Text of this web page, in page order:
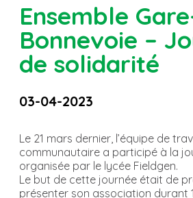
Ensemble
Bonnevoie –
de solidarité
03-04-2023
Le 21 mars dernier, l’équipe de
communautaire a participé à la
organisée par le lycée Fieldgen.
Le but de cette journée était de
présenter son association durant